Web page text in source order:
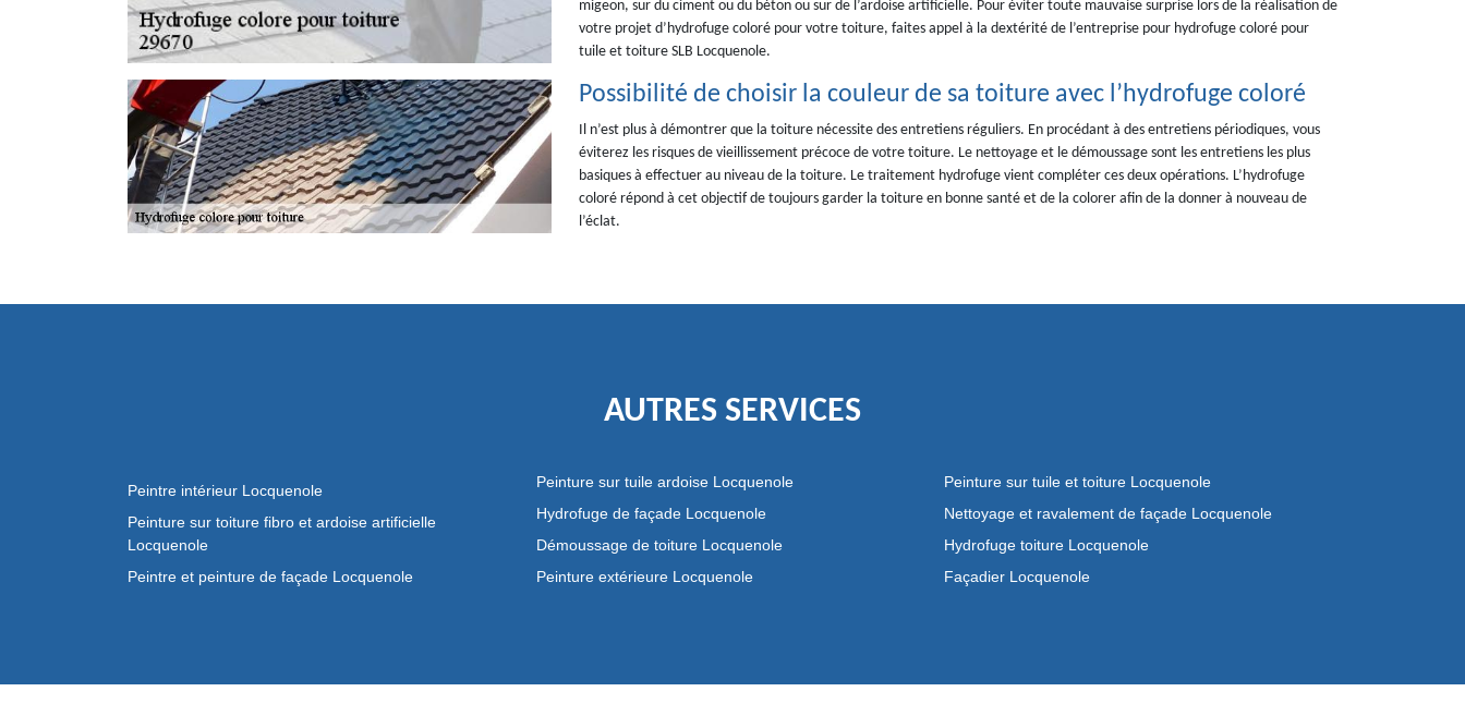
migeon, sur du ciment ou du béton ou sur de l’ardoise artificielle. Pour éviter toute mauvaise surprise lors de la réalisation de
votre projet d’hydrofuge coloré pour votre toiture, faites appel à la dextérité de l’entreprise pour hydrofuge coloré pour
tuile et toiture SLB Locquenole.
Possibilité de choisir la couleur de sa toiture avec l’hydrofuge coloré
Il n’est plus à démontrer que la toiture nécessite des entretiens réguliers. En procédant à des entretiens périodiques, vous
éviterez les risques de vieillissement précoce de votre toiture. Le nettoyage et le démoussage sont les entretiens les plus
basiques à effectuer au niveau de la toiture. Le traitement hydrofuge vient compléter ces deux opérations. L’hydrofuge
coloré répond à cet objectif de toujours garder la toiture en bonne santé et de la colorer afin de la donner à nouveau de
l’éclat.
AUTRES SERVICES
Peintre intérieur Locquenole
Peinture sur toiture fibro et ardoise artificielle
Locquenole
Peintre et peinture de façade Locquenole
Peinture sur tuile ardoise Locquenole
Hydrofuge de façade Locquenole
Démoussage de toiture Locquenole
Peinture extérieure Locquenole
Peinture sur tuile et toiture Locquenole
Nettoyage et ravalement de façade Locquenole
Hydrofuge toiture Locquenole
Façadier Locquenole